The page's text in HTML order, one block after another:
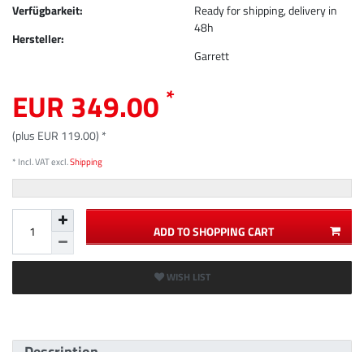
Verfügbarkeit:
Hersteller:
Ready for shipping, delivery in
48h
Garrett
EUR 349.00 *
(plus EUR 119.00) *
* Incl. VAT excl.Shipping
ADD TO SHOPPING CART
WISH LIST